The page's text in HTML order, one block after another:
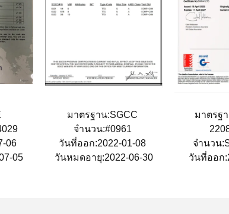
06
05
มาตรฐาน:SGCC
จํานวน:#0961
วันที่ออก:2022-01-08
วันหมดอายุ:2022-06-30
มาตรฐ
จํานวน
วันที่ออก